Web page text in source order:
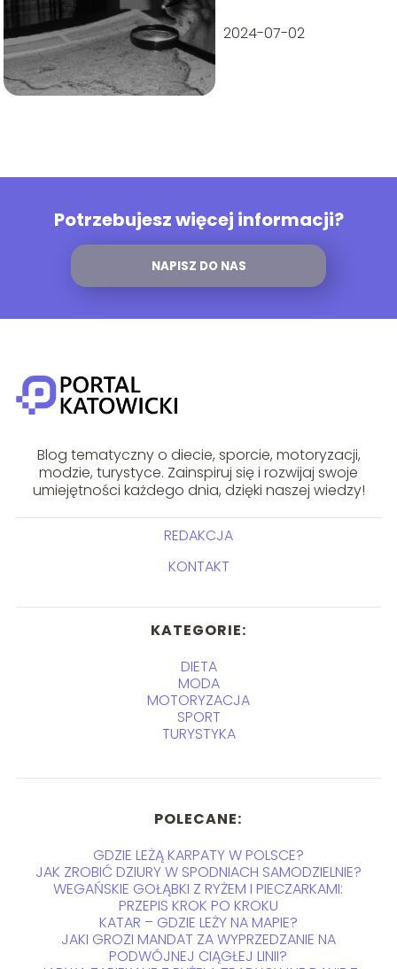
2024-07-02
Potrzebujesz więcej informacji?
NAPISZ DO NAS
Blog tematyczny o diecie, sporcie, motoryzacji,
modzie, turystyce. Zainspiruj się i rozwijaj swoje
umiejętności każdego dnia, dzięki naszej wiedzy!
REDAKCJA
KONTAKT
KATEGORIE:
DIETA
MODA
MOTORYZACJA
SPORT
TURYSTYKA
POLECANE:
GDZIE LEŻĄ KARPATY W POLSCE?
JAK ZROBIĆ DZIURY W SPODNIACH SAMODZIELNIE?
WEGAŃSKIE GOŁĄBKI Z RYŻEM I PIECZARKAMI:
PRZEPIS KROK PO KROKU
KATAR – GDZIE LEŻY NA MAPIE?
JAKI GROZI MANDAT ZA WYPRZEDZANIE NA
PODWÓJNEJ CIĄGŁEJ LINII?